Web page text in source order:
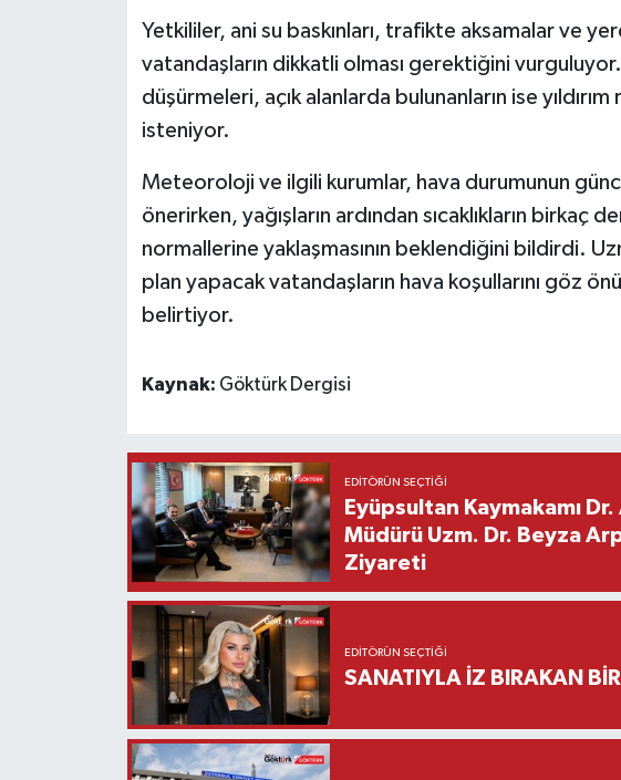
Yetkililer, ani su baskınları, trafikte aksamalar ve
vatandaşların dikkatli olması gerektiğini vurguluyor.
düşürmeleri, açık alanlarda bulunanların ise
isteniyor.
Meteoroloji ve ilgili kurumlar, hava durumunun
önerirken, yağışların ardından sıcaklıkların birkaç
normallerine yaklaşmasının beklendiğini bildirdi.
plan yapacak vatandaşların hava koşullarını göz
belirtiyor.
Kaynak: Göktürk Dergisi
EDITÖRÜN SEÇTIĞI
Eyüpsultan Kaymakamı
Müdürü Uzm. Dr. Beyza
Ziyareti
EDITÖRÜN SEÇTIĞI
SANATIYLA İZ BIRAKAN